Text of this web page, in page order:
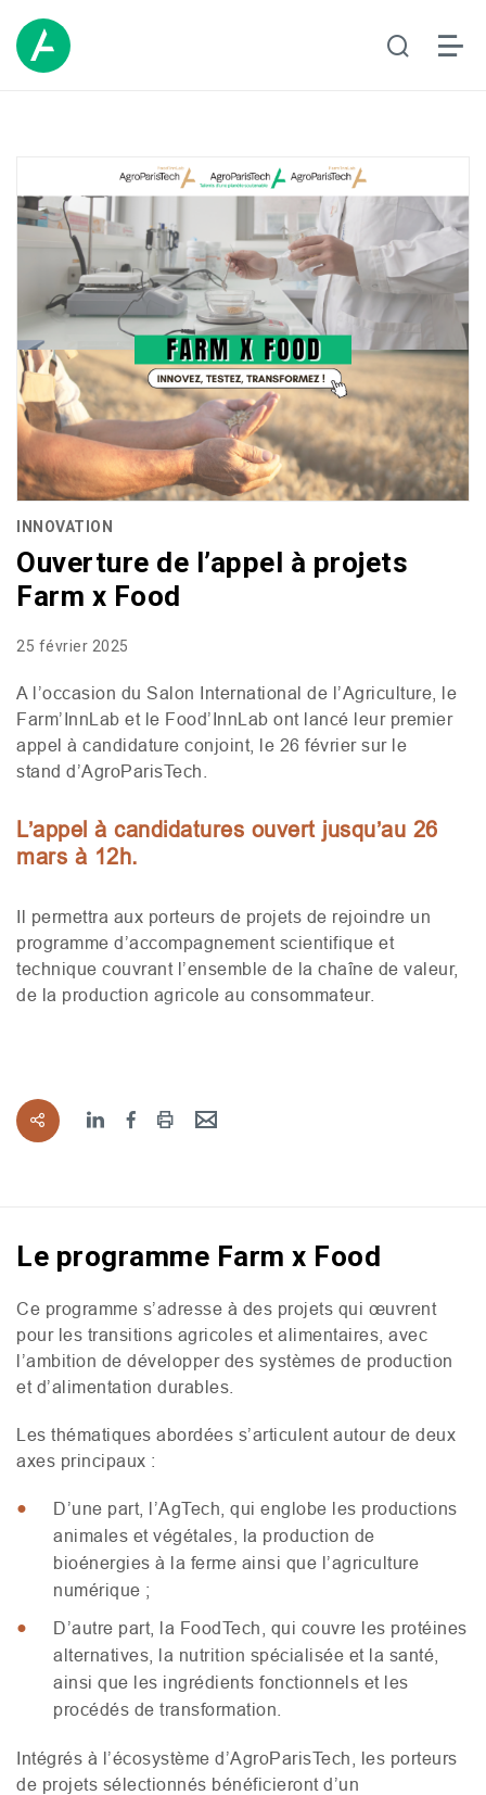
INNOVATION
Ouverture de l’appel à projets
Farm x Food
25 février 2025
A l’occasion du Salon International de l’Agriculture, le
Farm’InnLab et le Food’InnLab ont lancé leur premier
appel à candidature conjoint, le 26 février sur le
stand d’AgroParisTech.
L’appel à candidatures ouvert jusqu’au 26
mars à 12h.
Il permettra aux porteurs de projets de rejoindre un
programme d’accompagnement scientifique et
technique couvrant l’ensemble de la chaîne de valeur,
de la production agricole au consommateur.
Le programme Farm x Food
Ce programme s’adresse à des projets qui œuvrent
pour les transitions agricoles et alimentaires, avec
l’ambition de développer des systèmes de production
et d’alimentation durables.
Les thématiques abordées s’articulent autour de deux
axes principaux :
D’une part, l’AgTech, qui englobe les productions
animales et végétales, la production de
bioénergies à la ferme ainsi que l’agriculture
numérique ;
D’autre part, la FoodTech, qui couvre les protéines
alternatives, la nutrition spécialisée et la santé,
ainsi que les ingrédients fonctionnels et les
procédés de transformation.
Intégrés à l’écosystème d’AgroParisTech, les porteurs
de projets sélectionnés bénéficieront d’un